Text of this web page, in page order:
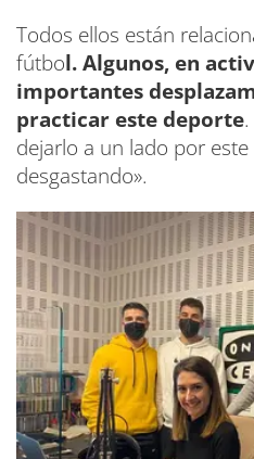
Todos ellos están
fútbol. Algunos, en
importantes
practicar este deporte
dejarlo a un lado por
desgastando».